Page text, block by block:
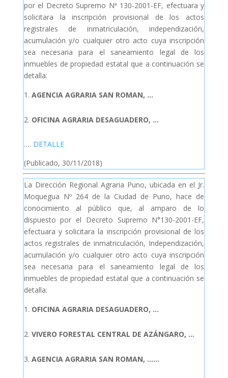
por el Decreto Supremo Nª 130-2001-EF, efectuara y
solicitara la inscripción provisional de los actos
registrales de inmatriculación, independización,
acumulación y/o cualquier otro acto cuya inscripción
sea necesaria para el saneamiento legal de los
inmuebles de propiedad estatal que a continuación se
detalla:
AGENCIA AGRARIA SAN ROMAN, …
OFICINA AGRARIA DESAGUADERO, …
…. DETALLE
(Publicado, 30/11/2018)
La Dirección Regional Agraria Puno, ubicada en el Jr.
Moquegua Nº 264 de la Ciudad de Puno, hace de
conocimiento al público que, al amparo de lo
dispuesto por el Decreto Supremo N°130-2001-EF,
efectuara y solicitara la inscripción provisional de los
actos registrales de inmatriculación, Independización,
acumulación y/o cualquier otro acto cuya inscripción
sea necesaria para el saneamiento legal de los
inmuebles de propiedad estatal que a continuación se
detalla:
OFICINA AGRARIA DESAGUADERO, …
VIVERO FORESTAL CENTRAL DE AZÁNGARO, …
AGENCIA AGRARIA SAN ROMAN, ……